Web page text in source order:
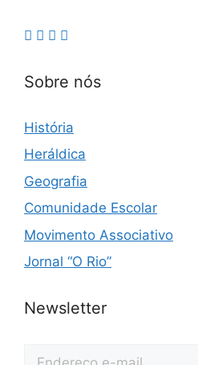
Sobre nós
História
Heráldica
Geografia
Comunidade Escolar
Movimento Associativo
Jornal “O Rio”
Newsletter